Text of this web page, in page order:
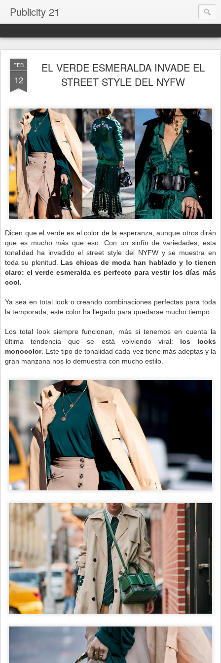
Publicity 21
FEB
12
EL VERDE ESMERALDA INVADE EL
STREET STYLE DEL NYFW
Dicen que el verde es el color de la esperanza, aunque otros dirán
que es mucho más que eso. Con un sinfín de variedades, esta
tonalidad ha invadido el street style del NYFW y se muestra en
toda su plenitud. Las chicas de moda han hablado y lo tienen
claro: el verde esmeralda es perfecto para vestir los días más
cool.
Ya sea en total look o creando combinaciones perfectas para toda
la temporada, este color ha llegado para quedarse mucho tiempo.
Los total look siempre funcionan, más si tenemos en cuenta la
última tendencia que se está volviendo viral: los looks
monocolor. Este tipo de tonalidad cada vez tiene más adeptas y la
gran manzana nos lo demuestra con mucho estilo.